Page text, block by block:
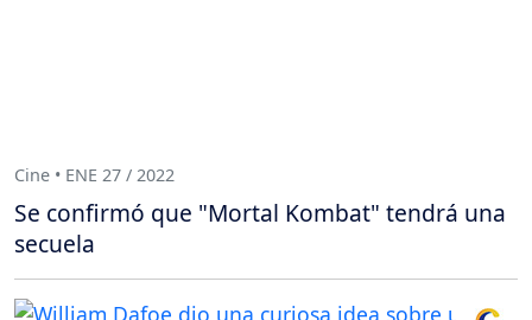
Cine • ENE 27 / 2022
Se confirmó que "Mortal Kombat" tendrá una
secuela